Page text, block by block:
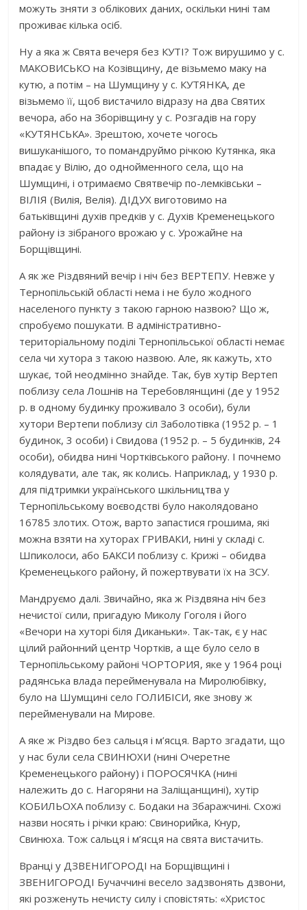
можуть зняти з облікових даних, оскільки нині там
проживає кілька осіб.
Ну а яка ж Свята вечеря без КУТІ? Тож вирушимо у с.
МАКОВИСЬКО на Козівщину, де візьмемо маку на
кутю, а потім – на Шумщину у с. КУТЯНКА, де
візьмемо її, щоб вистачило відразу на два Святих
вечора, або на Зборівщину у с. Розгадів на гору
«КУТЯНСЬКА». Зрештою, хочете чогось
вишуканішого, то помандруймо річкою Кутянка, яка
впадає у Вілію, до однойменного села, що на
Шумщині, і отримаємо Святвечір по-лемківськи –
ВІЛІЯ (Вилія, Велія). ДІДУХ виготовимо на
батьківщині духів предків у с. Духів Кременецького
району із зібраного врожаю у с. Урожайне на
Борщівщині.
А як же Різдвяний вечір і ніч без ВЕРТЕПУ. Невже у
Тернопільській області нема і не було жодного
населеного пункту з такою гарною назвою? Що ж,
спробуємо пошукати. В адміністративно-
територіальному поділі Тернопільської області немає
села чи хутора з такою назвою. Але, як кажуть, хто
шукає, той неодмінно знайде. Так, був хутір Вертеп
поблизу села Лошнів на Теребовлянщині (де у 1952
р. в одному будинку проживало 3 особи), були
хутори Вертепи поблизу сіл Заболотівка (1952 р. – 1
будинок, 3 особи) і Свидова (1952 р. – 5 будинків, 24
особи), обидва нині Чортківського району. І почнемо
колядувати, але так, як колись. Наприклад, у 1930 р.
для підтримки українського шкільництва у
Тернопільському воєводстві було наколядовано
16785 злотих. Отож, варто запастися грошима, які
можна взяти на хуторах ГРИВАКИ, нині у складі с.
Шпиколоси, або БАКСИ поблизу с. Крижі – обидва
Кременецького району, й пожертвувати їх на ЗСУ.
Мандруємо далі. Звичайно, яка ж Різдвяна ніч без
нечистої сили, пригадую Миколу Гоголя і його
«Вечори на хуторі біля Диканьки». Так-так, є у нас
цілий районний центр Чортків, а ще було село в
Тернопільському районі ЧОРТОРИЯ, яке у 1964 році
радянська влада перейменувала на Миролюбівку,
було на Шумщині село ГОЛИБІСИ, яке знову ж
перейменували на Мирове.
А яке ж Різдво без сальця і м’ясця. Варто згадати, що
у нас були села СВИНЮХИ (нині Очеретне
Кременецького району) і ПОРОСЯЧКА (нині
належить до с. Нагоряни на Заліщанщині), хутір
КОБИЛЬОХА поблизу с. Бодаки на Збаражчині. Схожі
назви носять і річки краю: Свинорийка, Кнур,
Свинюха. Тож сальця і м’ясця на свята вистачить.
Вранці у ДЗВЕНИГОРОДІ на Борщівщині і
ЗВЕНИГОРОДІ Бучаччині весело задзвонять дзвони,
які розженуть нечисту силу і сповістять: «Христос